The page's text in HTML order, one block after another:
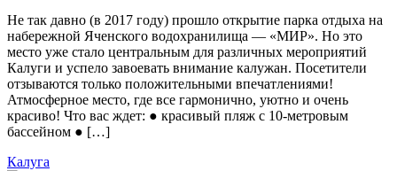
Не так давно (в 2017 году) прошло открытие парка отдыха на
набережной Яченского водохранилища — «МИР». Но это
место уже стало центральным для различных мероприятий
Калуги и успело завоевать внимание калужан. Посетители
отзываются только положительными впечатлениями!
Атмосферное место, где все гармонично, уютно и очень
красиво! Что вас ждет: ● красивый пляж с 10-метровым
бассейном ● […]
Калуга